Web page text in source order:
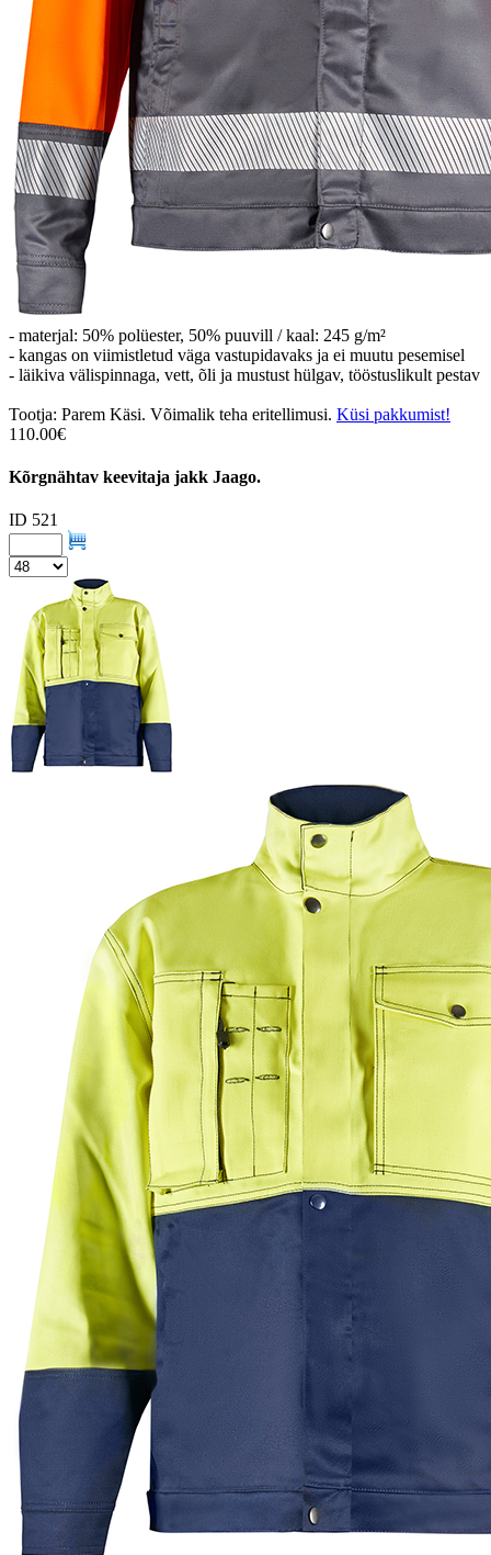
- materjal: 50% polüester, 50% puuvill / kaal: 245 g/m²
- kangas on viimistletud väga vastupidavaks ja ei muutu pesemisel
- läikiva välispinnaga, vett, õli ja mustust hülgav, tööstuslikult pestav
Tootja: Parem Käsi. Võimalik teha eritellimusi. Küsi pakkumist!
110.00€
Kõrgnähtav keevitaja jakk Jaago.
ID 521